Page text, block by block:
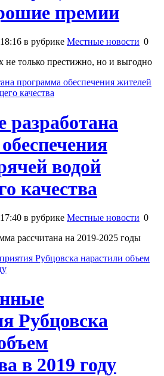
премии
в рубрике Местные новости 0
не только престижно, но и выгодно
разработана
водой
качества
в рубрике Местные новости 0
рассчитана на 2019-2025 годы
Рубцовска
в 2019 году